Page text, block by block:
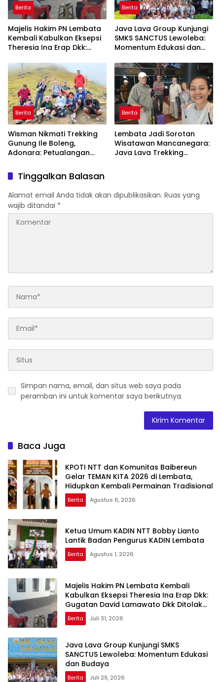
Berita
Majelis Hakim PN Lembata
Kembali Kabulkan Eksepsi
Theresia Ina Erap Dkk:
Dkk Ditolak untuk Keempat
Kalinya
Berita
Java Lava Group Kunjungi
SMKS SANCTUS Lewoleba:
Momentum Edukasi dan
Berita
Wisman Nikmati Trekking
Gunung Ile Boleng,
Adonara: Petualangan
Berita
Lembata Jadi Sorotan
Wisatawan Mancanegara:
Java Lava Trekking
Tinggalkan Balasan
Alamat email Anda tidak akan dipublikasikan. Ruas yang
wajib ditandai *
Simpan nama, email, dan situs web saya pada
peramban ini untuk komentar saya berikutnya.
Baca Juga
KPOTI NTT dan Komunitas Baibereun
Gelar TEMAN KITA 2026 di Lembata,
Hidupkan Kembali Permainan Tradisional
Berita Agustus 6, 2026
Ketua Umum KADIN NTT Bobby Lianto
Lantik Badan Pengurus KADIN Lembata
Berita Agustus 1, 2026
Majelis Hakim PN Lembata Kembali
Kabulkan Eksepsi Theresia Ina Erap Dkk:
Gugatan David Lamawato Dkk Ditolak
untuk Keempat Kalinya
Berita Juli 31, 2026
Java Lava Group Kunjungi SMKS
SANCTUS Lewoleba: Momentum Edukasi
dan Budaya
Berita Juli 29, 2026